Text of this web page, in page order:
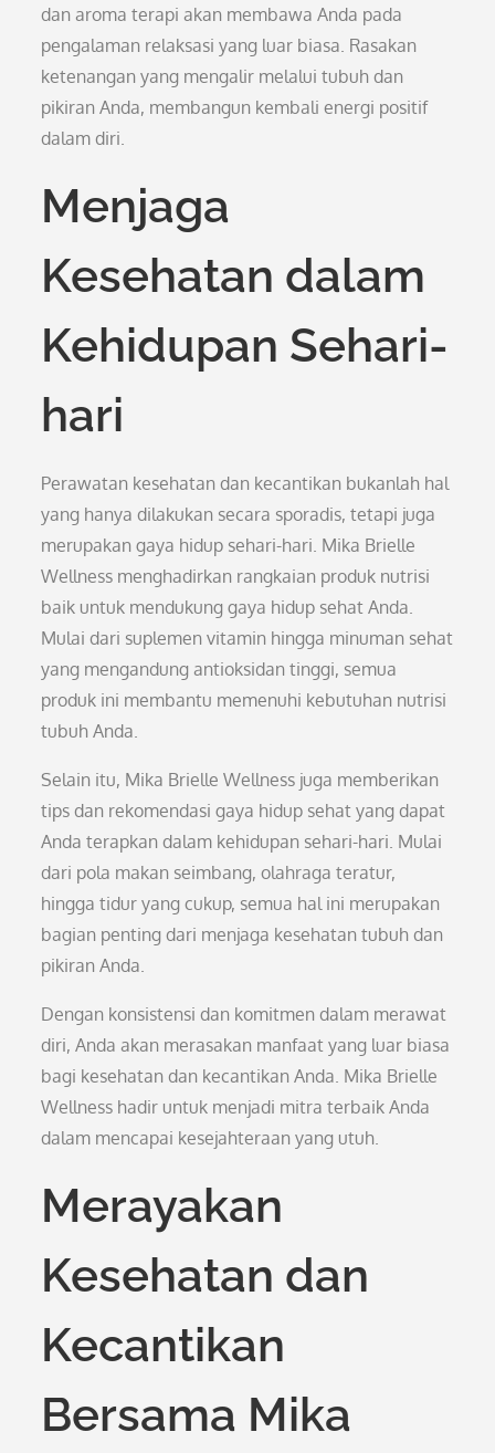
dan aroma terapi akan membawa Anda pada
pengalaman relaksasi yang luar biasa. Rasakan
ketenangan yang mengalir melalui tubuh dan
pikiran Anda, membangun kembali energi positif
dalam diri.
Menjaga
Kesehatan dalam
Kehidupan Sehari-
hari
Perawatan kesehatan dan kecantikan bukanlah hal
yang hanya dilakukan secara sporadis, tetapi juga
merupakan gaya hidup sehari-hari. Mika Brielle
Wellness menghadirkan rangkaian produk nutrisi
baik untuk mendukung gaya hidup sehat Anda.
Mulai dari suplemen vitamin hingga minuman sehat
yang mengandung antioksidan tinggi, semua
produk ini membantu memenuhi kebutuhan nutrisi
tubuh Anda.
Selain itu, Mika Brielle Wellness juga memberikan
tips dan rekomendasi gaya hidup sehat yang dapat
Anda terapkan dalam kehidupan sehari-hari. Mulai
dari pola makan seimbang, olahraga teratur,
hingga tidur yang cukup, semua hal ini merupakan
bagian penting dari menjaga kesehatan tubuh dan
pikiran Anda.
Dengan konsistensi dan komitmen dalam merawat
diri, Anda akan merasakan manfaat yang luar biasa
bagi kesehatan dan kecantikan Anda. Mika Brielle
Wellness hadir untuk menjadi mitra terbaik Anda
dalam mencapai kesejahteraan yang utuh.
Merayakan
Kesehatan dan
Kecantikan
Bersama Mika